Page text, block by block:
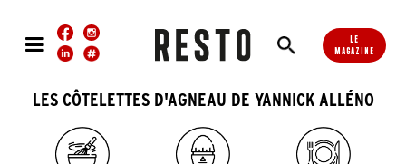
LE
MAGAZINE
LES CÔTELETTES D'AGNEAU DE YANNICK ALLÉNO